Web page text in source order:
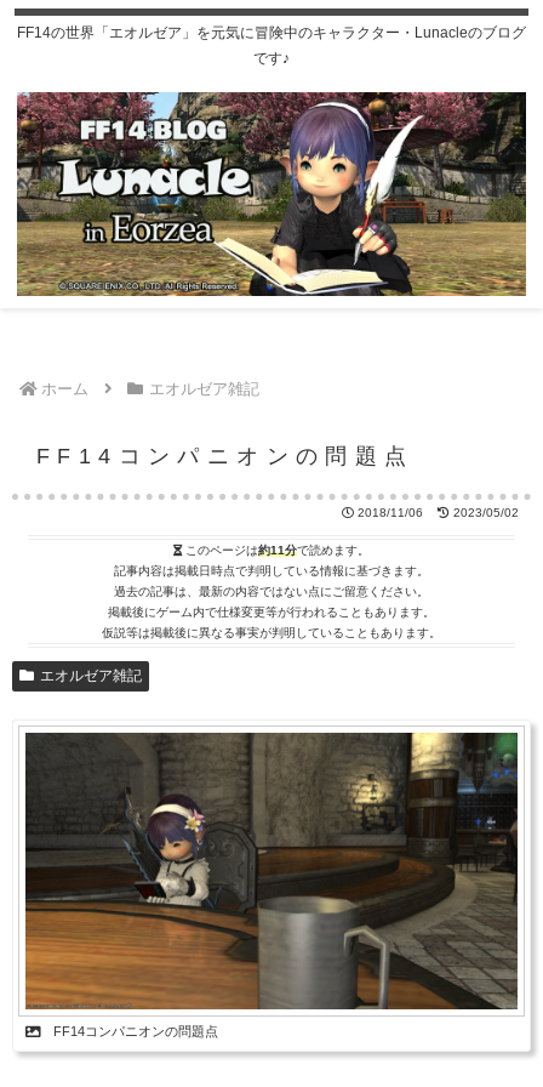
FF14の世界「エオルゼア」を元気に冒険中のキャラクター・Lunacleのブログ
です♪
ホーム エオルゼア雑記
FF14コンパニオンの問題点
2018/11/06 2023/05/02
このページは約11分で読めます。
記事内容は掲載日時点で判明している情報に基づきます。
過去の記事は、最新の内容ではない点にご留意ください。
掲載後にゲーム内で仕様変更等が行われることもあります。
仮説等は掲載後に異なる事実が判明していることもあります。
エオルゼア雑記
FF14コンパニオンの問題点